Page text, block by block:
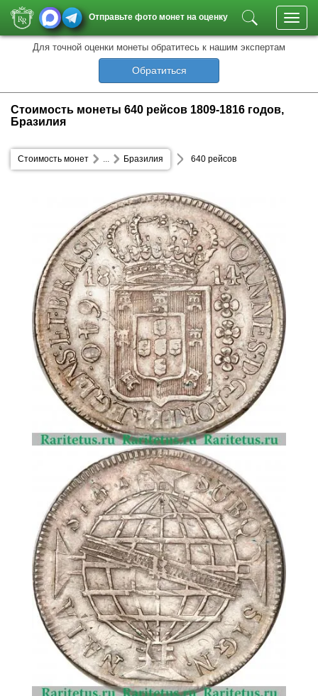
Отправьте фото монет на оценку
Для точной оценки монеты обратитесь к нашим экспертам
Обратиться
Стоимость монеты 640 рейсов 1809-1816 годов,
Бразилия
Стоимость монет Бразилия
... 640 рейсов